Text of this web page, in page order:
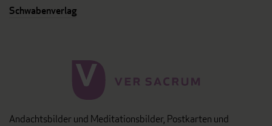
Schwabenverlag
Andachtsbilder und Meditationsbilder, Postkarten und